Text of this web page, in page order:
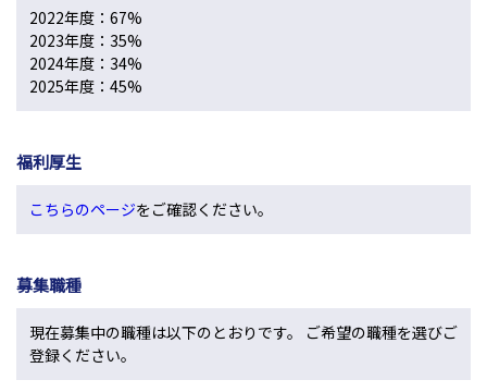
2022年度：67%
2023年度：35%
2024年度：34%
2025年度：45%
福利厚生
こちらのページをご確認ください。
募集職種
現在募集中の職種は以下のとおりです。 ご希望の職種を選びご
登録ください。